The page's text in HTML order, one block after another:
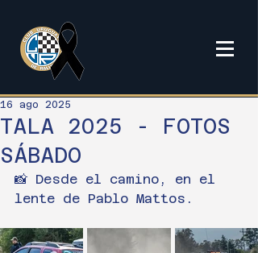
TALA 2025 - FOTOS
SÁBADO
16 ago 2025
📸 Desde el camino, en el
lente de Pablo Mattos.